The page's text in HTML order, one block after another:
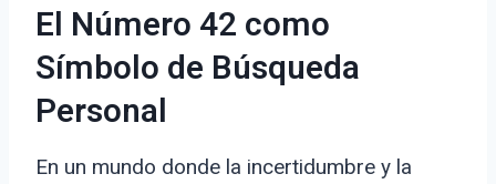
El Número 42 como
Símbolo de Búsqueda
Personal
En un mundo donde la incertidumbre y la